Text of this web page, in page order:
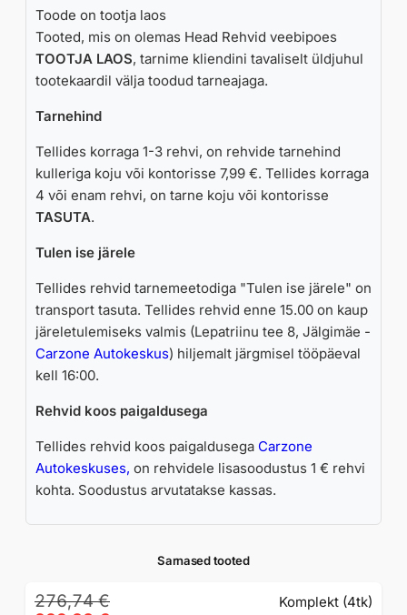
Toode on tootja laos
Tooted, mis on olemas Head Rehvid veebipoes
TOOTJA LAOS, tarnime kliendini tavaliselt üldjuhul
tootekaardil välja toodud tarneajaga.
Tarnehind
Tellides korraga 1-3 rehvi, on rehvide tarnehind
kulleriga koju või kontorisse 7,99 €. Tellides korraga
4 või enam rehvi, on tarne koju või kontorisse
TASUTA.
Tulen ise järele
Tellides rehvid tarnemeetodiga "Tulen ise järele" on
transport tasuta. Tellides rehvid enne 15.00 on kaup
järeletulemiseks valmis (Lepatriinu tee 8, Jälgimäe -
Carzone Autokeskus) hiljemalt järgmisel tööpäeval
kell 16:00.
Rehvid koos paigaldusega
Tellides rehvid koos paigaldusega Carzone
Autokeskuses, on rehvidele lisasoodustus 1 € rehvi
kohta. Soodustus arvutatakse kassas.
Sarnased tooted
276,74€
Algne
Praegune
Komplekt (4tk)